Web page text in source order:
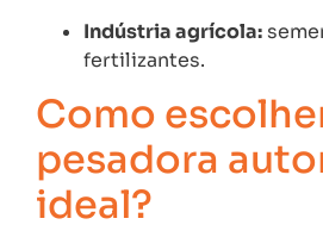
Indústria agrícola:
fertilizantes.
Como
pesadora
ideal?